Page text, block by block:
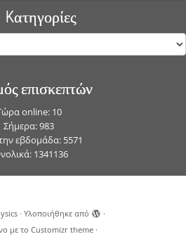
Kατηγορίες
επισκεπτών
online: 10
Σήμερα: 983
εβδομάδα: 5571
1341136
· Υλοποιήθηκε από
·
με το Customizr theme·